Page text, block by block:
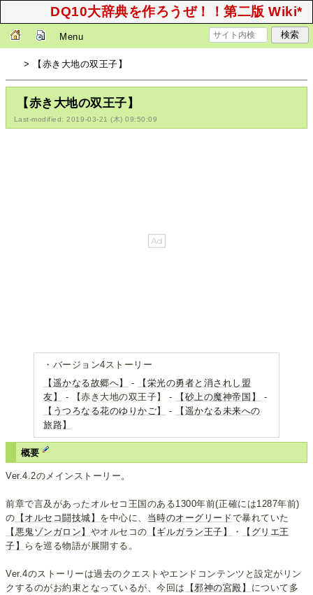
DQ10大辞典を作ろうぜ！！第二版 Wiki*
Menu
> 【赤き大地の双王子】
【赤き大地の双王子】
Last-modified: 2019-03-21 (木) 09:50:09
・バージョン4ストーリー
【遥かなる故郷へ】
-
【栄光の勇者と消されし盟
友】
- 【赤き大地の双王子】 - 【砂上の魔神帝国】
-
【うつろなる花のゆりかご】
-
【遥かなる未来への
旅路】
概要
Ver.4.2のメインストーリー。
前章で言及があったオルセコ王国のある1300年前(正確には1287年前)
の 【オルセコ闘技城】 を中心に、 当時のオーグリードで暴れていた
【悪鬼ゾンガロン】 やオルセコの 【ギルガラン王子】 ・
【グリエ王
子】
らを巡る物語が展開する。
Ver.4のストーリーは過去のクエストやエンドコンテンツと設定がリン
クするのがお約束となっているが、今回は
【邪神の宮殿】 について多